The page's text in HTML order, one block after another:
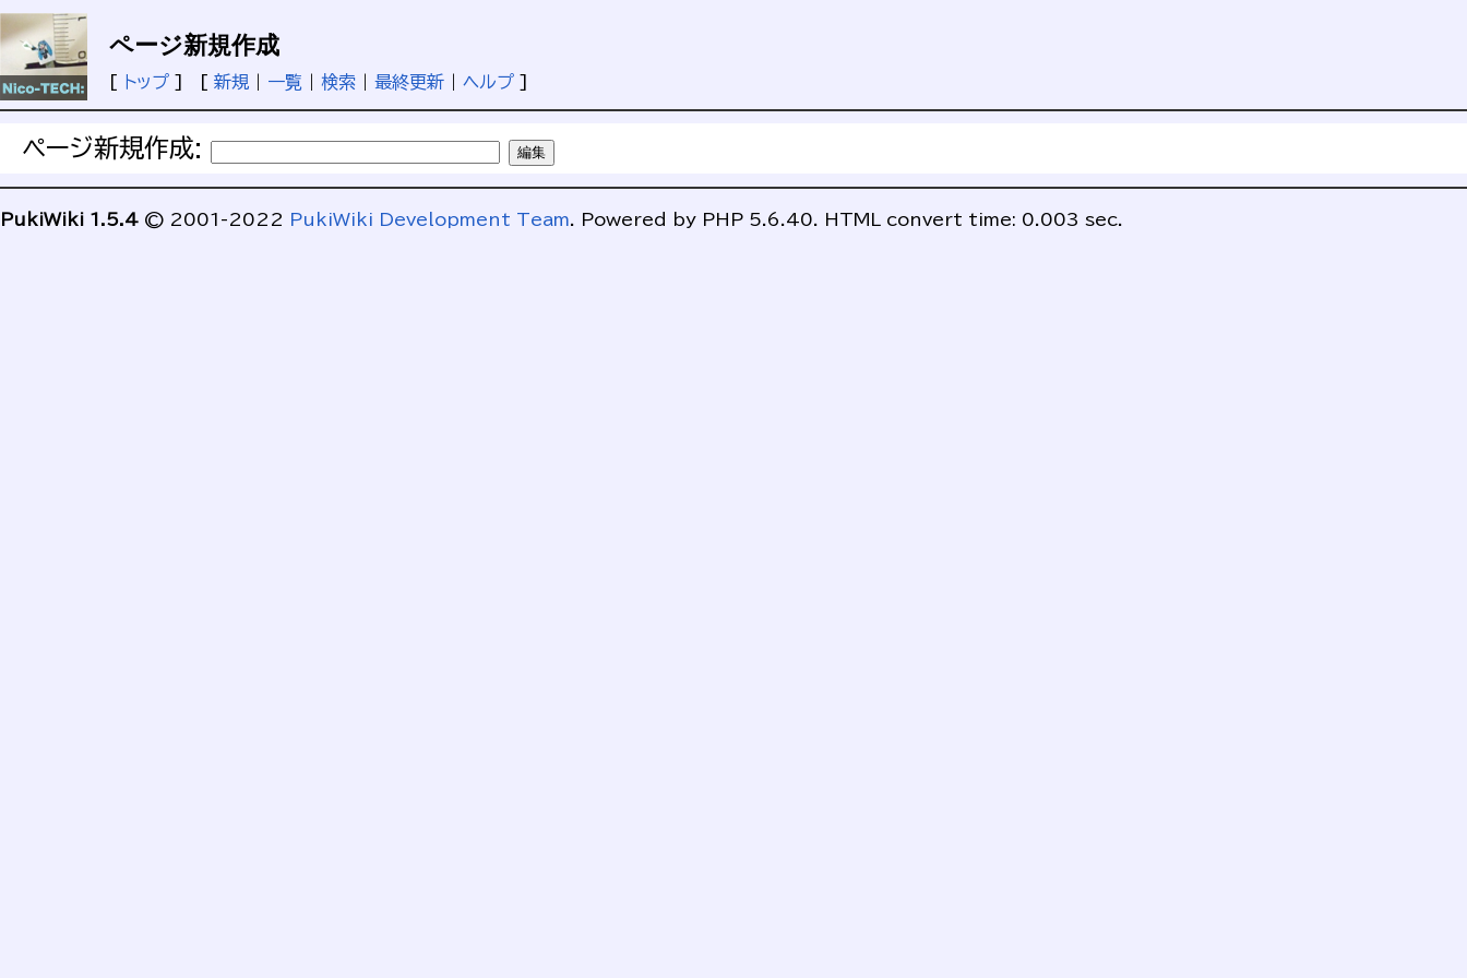
ページ新規作成
[ トップ ] [ 新規 一覧 検索 最終更新 ヘルプ ]
ページ新規作成:
PukiWiki 1.5.4 © 2001-2022 PukiWiki Development Team. Powered by PHP 5.6.40. HTML convert time: 0.003 sec.